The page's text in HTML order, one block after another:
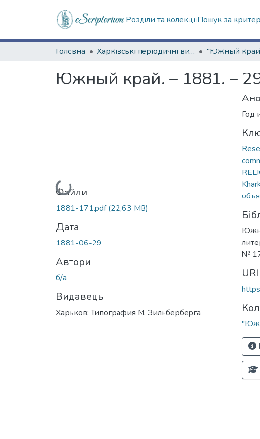
Розділи та колекціїПошук за
Головна Харківські періодичні видання
Южный край. – 1881. –
Вантажиться...
Файли
1881-171.pdf(22,63 MB)
Дата
1881-06-29
Автори
б/а
Видавець
Харьков: Типография М. Зильберберга
Год
№
URI